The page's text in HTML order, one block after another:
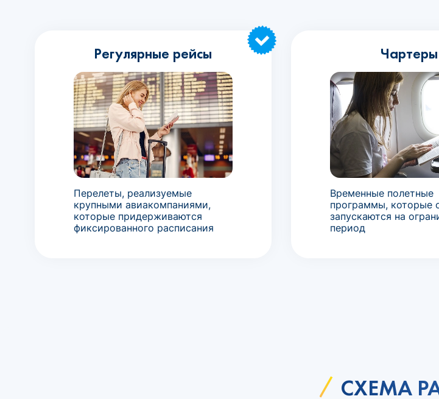
Регулярные рейсы
Перелеты, реализуемые
крупными авиакомпаниями,
которые придерживаются
фиксированного расписания
Чартеры
Временные полетные
программы, которые
запускаются на
период
СХЕМА